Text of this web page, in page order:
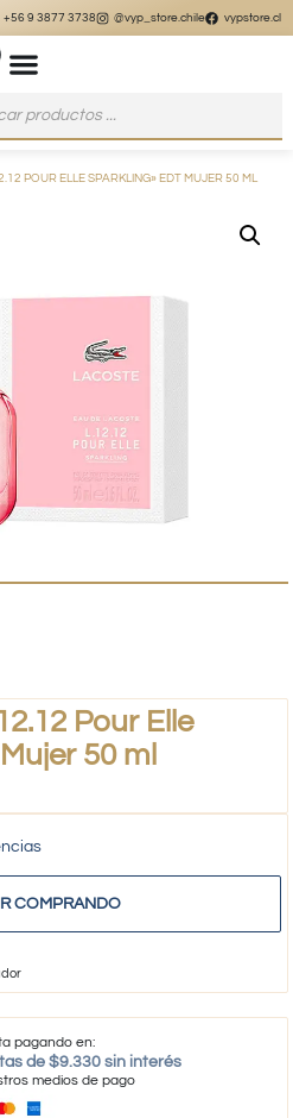
@vyp_store.chile vypstore.cl
POUR ELLE SPARKLING» EDT MUJER 50 ML
Pour Elle
50 ml
COMPRANDO
pagando en:
de $9.330 sin interés
medios de pago